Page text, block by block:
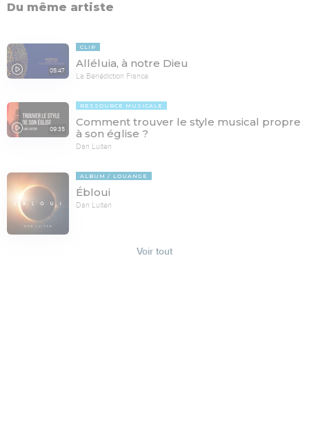
Du même artiste
05:47
CLIP
Alléluia, à notre Dieu
La Bénédiction France
09:35
RESSOURCE MUSICALE
Comment trouver le style musical propre
à son église ?
Dan Luiten
ALBUM LOUANGE
Ébloui
Dan Luiten
Voir tout